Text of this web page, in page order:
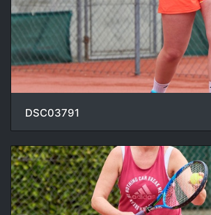
DSC03791